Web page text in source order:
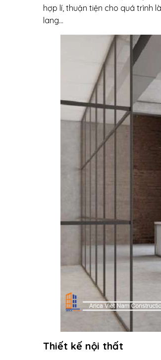
hợp lí, thuận tiện cho quá trình
lang…
Thiết kế nội thất